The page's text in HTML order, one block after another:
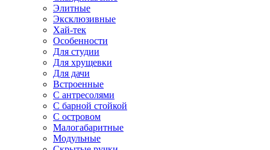
Элитные
Эксклюзивные
Хай-тек
Особенности
Для студии
Для хрущевки
Для дачи
Встроенные
С антресолями
С барной стойкой
С островом
Малогабаритные
Модульные